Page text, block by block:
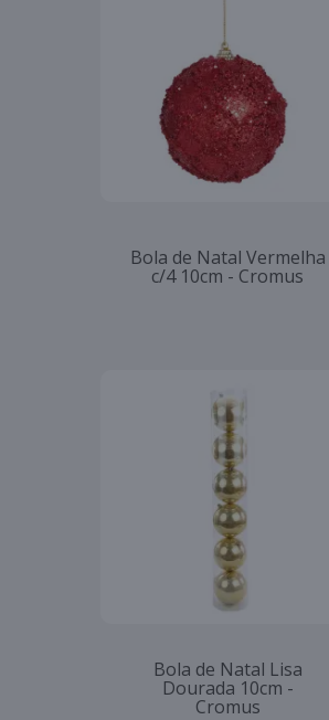
Bola de Natal Vermelha
c/4 10cm - Cromus
Bola de Natal Lisa
Dourada 10cm -
Cromus